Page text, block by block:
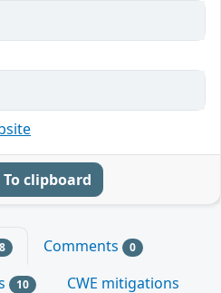
To clipboard
Comments 0
10
CWE mitigations